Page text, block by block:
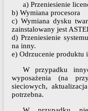
a) Przeniesienie
b) Wymiana procesora
c) Wymiana dysku
zainstalowany jest
d) Przeniesienie
na inny.
e) Odrzucenie produktu
W przypadku
wyposażenia (na
sieciowych,
potrzebna.